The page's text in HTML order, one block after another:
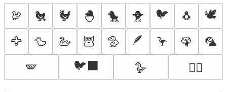
🦃 🐔 🐓 🐣 🐤 🐥 🐦 🐧
🕊️
🦅
🦆 🦢 🦉 🦤 🪶 🦩 🦚
🦜
🪽
🐦‍⬛ 🪿 🐦‍🔥